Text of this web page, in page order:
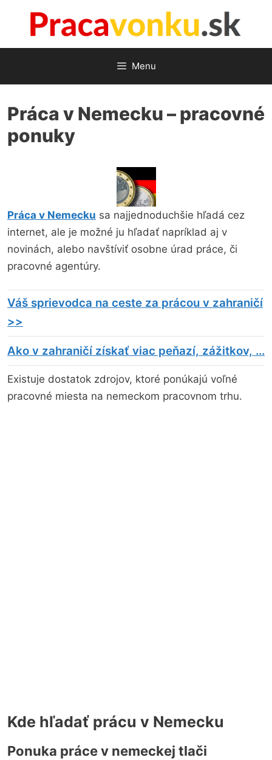
Menu
Práca v Nemecku – pracovné
ponuky
Práca v Nemecku sa najjednoduchšie hľadá cez
internet, ale je možné ju hľadať napríklad aj v
novinách, alebo navštíviť osobne úrad práce, či
pracovné agentúry.
Váš sprievodca na ceste za prácou v zahraničí
>>
Ako v zahraničí získať viac peňazí, zážitkov, ...
Existuje dostatok zdrojov, ktoré ponúkajú voľné
pracovné miesta na nemeckom pracovnom trhu.
Kde hľadať prácu v Nemecku
Ponuka práce v nemeckej tlači